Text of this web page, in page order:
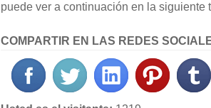
puede ver a continuación en la siguiente
COMPARTIR EN LAS REDES